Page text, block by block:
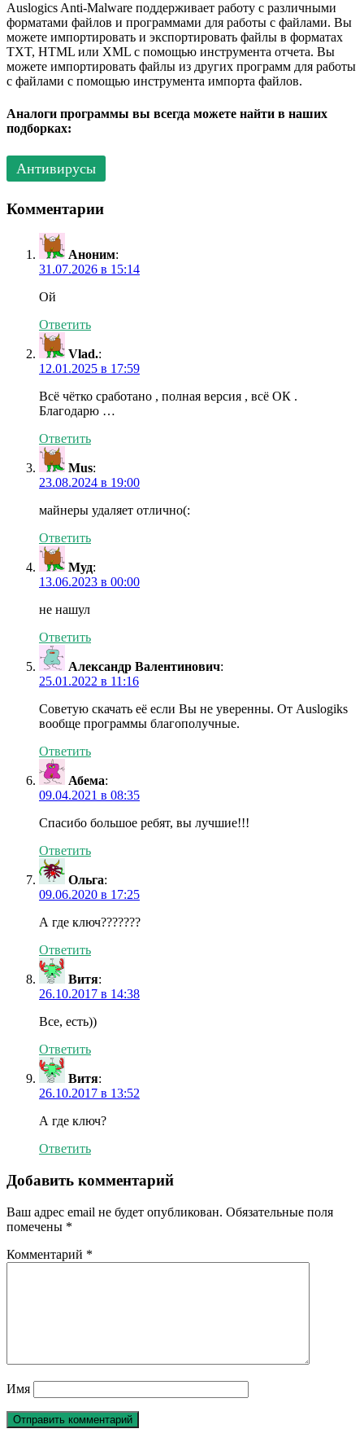
Auslogics Anti-Malware поддерживает работу с различными
форматами файлов и программами для работы с файлами. Вы
можете импортировать и экспортировать файлы в форматах
TXT, HTML или XML с помощью инструмента отчета. Вы
можете импортировать файлы из других программ для работы
с файлами с помощью инструмента импорта файлов.
Аналоги программы вы всегда можете найти в наших
подборках:
Антивирусы
Комментарии
Аноним:
31.07.2026 в 15:14
Ой
Ответить
Vlad.:
12.01.2025 в 17:59
Всё чётко сработано , полная версия , всё ОК .
Благодарю …
Ответить
Mus:
23.08.2024 в 19:00
майнеры удаляет отлично(:
Ответить
Муд:
13.06.2023 в 00:00
не нашул
Ответить
Александр Валентинович:
25.01.2022 в 11:16
Советую скачать её если Вы не уверенны. От Auslogiks
вообще программы благополучные.
Ответить
Абема:
09.04.2021 в 08:35
Спасибо большое ребят, вы лучшие!!!
Ответить
Ольга:
09.06.2020 в 17:25
А где ключ???????
Ответить
Витя:
26.10.2017 в 14:38
Все, есть))
Ответить
Витя:
26.10.2017 в 13:52
А где ключ?
Ответить
Добавить комментарий
Ваш адрес email не будет опубликован. Обязательные поля
помечены *
Комментарий *
Имя